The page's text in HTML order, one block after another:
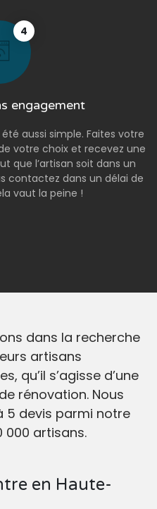
4
engagement
aussi simple. Faites votre
votre choix et recevez une
que l’artisan soit dans un
contactez dans un délai de
vaut la peine !
dans la recherche
artisans
qu’il s’agisse d’une
rénovation. Nous
5 devis parmi notre
000 artisans.
en Haute-